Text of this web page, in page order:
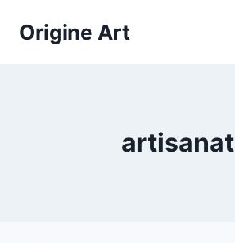
Origine Art
artisanat